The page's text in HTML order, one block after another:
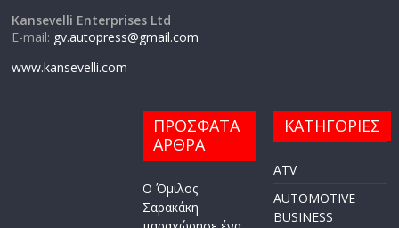
Kansevelli Enterprises Ltd
E-mail: gv.autopress@gmail.com
www.kansevelli.com
ΠΡΟΣΦΑΤΑ
ΑΡΘΡΑ
Ο Όμιλος
Σαρακάκη
ΚΑΤΗΓΟΡΙΕΣ
ATV
AUTOMOTIVE
BUSINESS